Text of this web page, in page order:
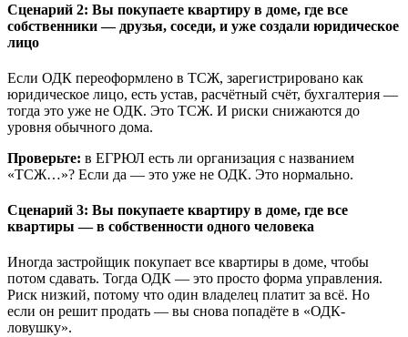
Сценарий 2: Вы покупаете квартиру в доме, где все
собственники — друзья, соседи, и уже создали юридическое
лицо
Если ОДК переоформлено в ТСЖ, зарегистрировано как
юридическое лицо, есть устав, расчётный счёт, бухгалтерия —
тогда это уже не ОДК. Это ТСЖ. И риски снижаются до
уровня обычного дома.
Проверьте: в ЕГРЮЛ есть ли организация с названием
«ТСЖ…»? Если да — это уже не ОДК. Это нормально.
Сценарий 3: Вы покупаете квартиру в доме, где все
квартиры — в собственности одного человека
Иногда застройщик покупает все квартиры в доме, чтобы
потом сдавать. Тогда ОДК — это просто форма управления.
Риск низкий, потому что один владелец платит за всё. Но
если он решит продать — вы снова попадёте в «ОДК-
ловушку».